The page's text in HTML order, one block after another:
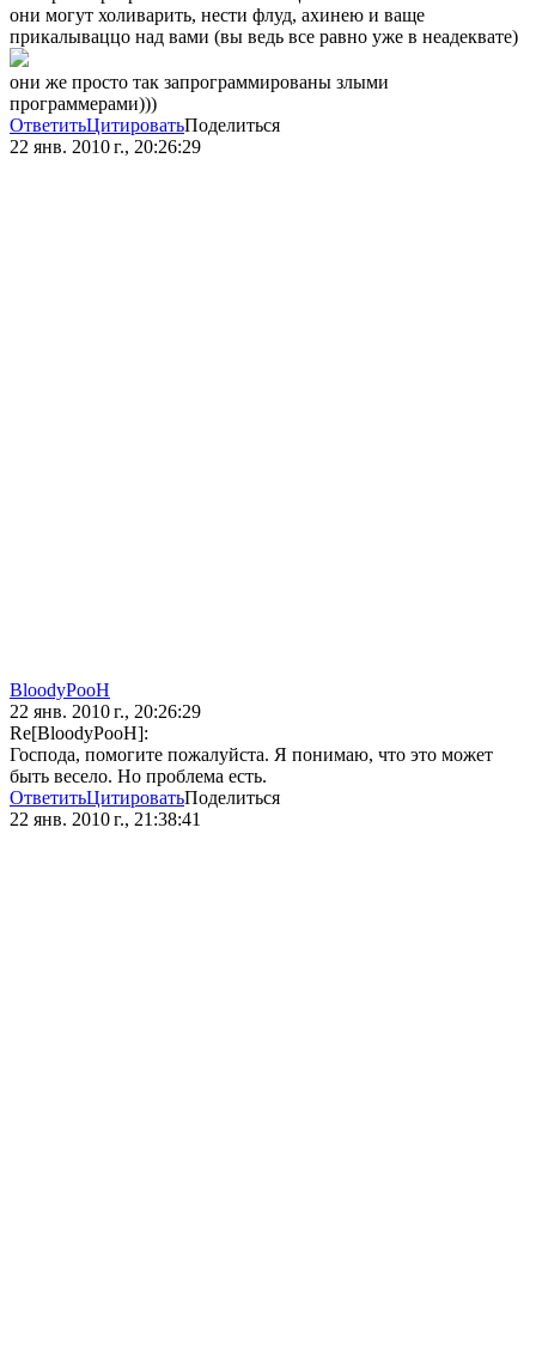
они могут холиварить, нести флуд, ахинею и ваще
прикалываццо над вами (вы ведь все равно уже в неадеквате)
они же просто так запрограммированы злыми
программерами)))
ОтветитьЦитироватьПоделиться
22 янв. 2010 г., 20:26:29
BloodyPooH
22 янв. 2010 г., 20:26:29
Re[BloodyPooH]:
Господа, помогите пожалуйста. Я понимаю, что это может
быть весело. Но проблема есть.
ОтветитьЦитироватьПоделиться
22 янв. 2010 г., 21:38:41